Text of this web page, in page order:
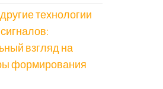
технологии
взгляд на
формирования